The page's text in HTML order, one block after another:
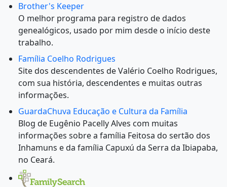
Brother's Keeper
O melhor programa para registro de dados
genealógicos, usado por mim desde o início deste
trabalho.
Família Coelho Rodrigues
Site dos descendentes de Valério Coelho Rodrigues,
com sua história, descendentes e muitas outras
informações.
GuardaChuva Educação e Cultura da Família
Blog de Eugênio Pacelly Alves com muitas
informações sobre a família Feitosa do sertão dos
Inhamuns e da família Capuxú da Serra da Ibiapaba,
no Ceará.